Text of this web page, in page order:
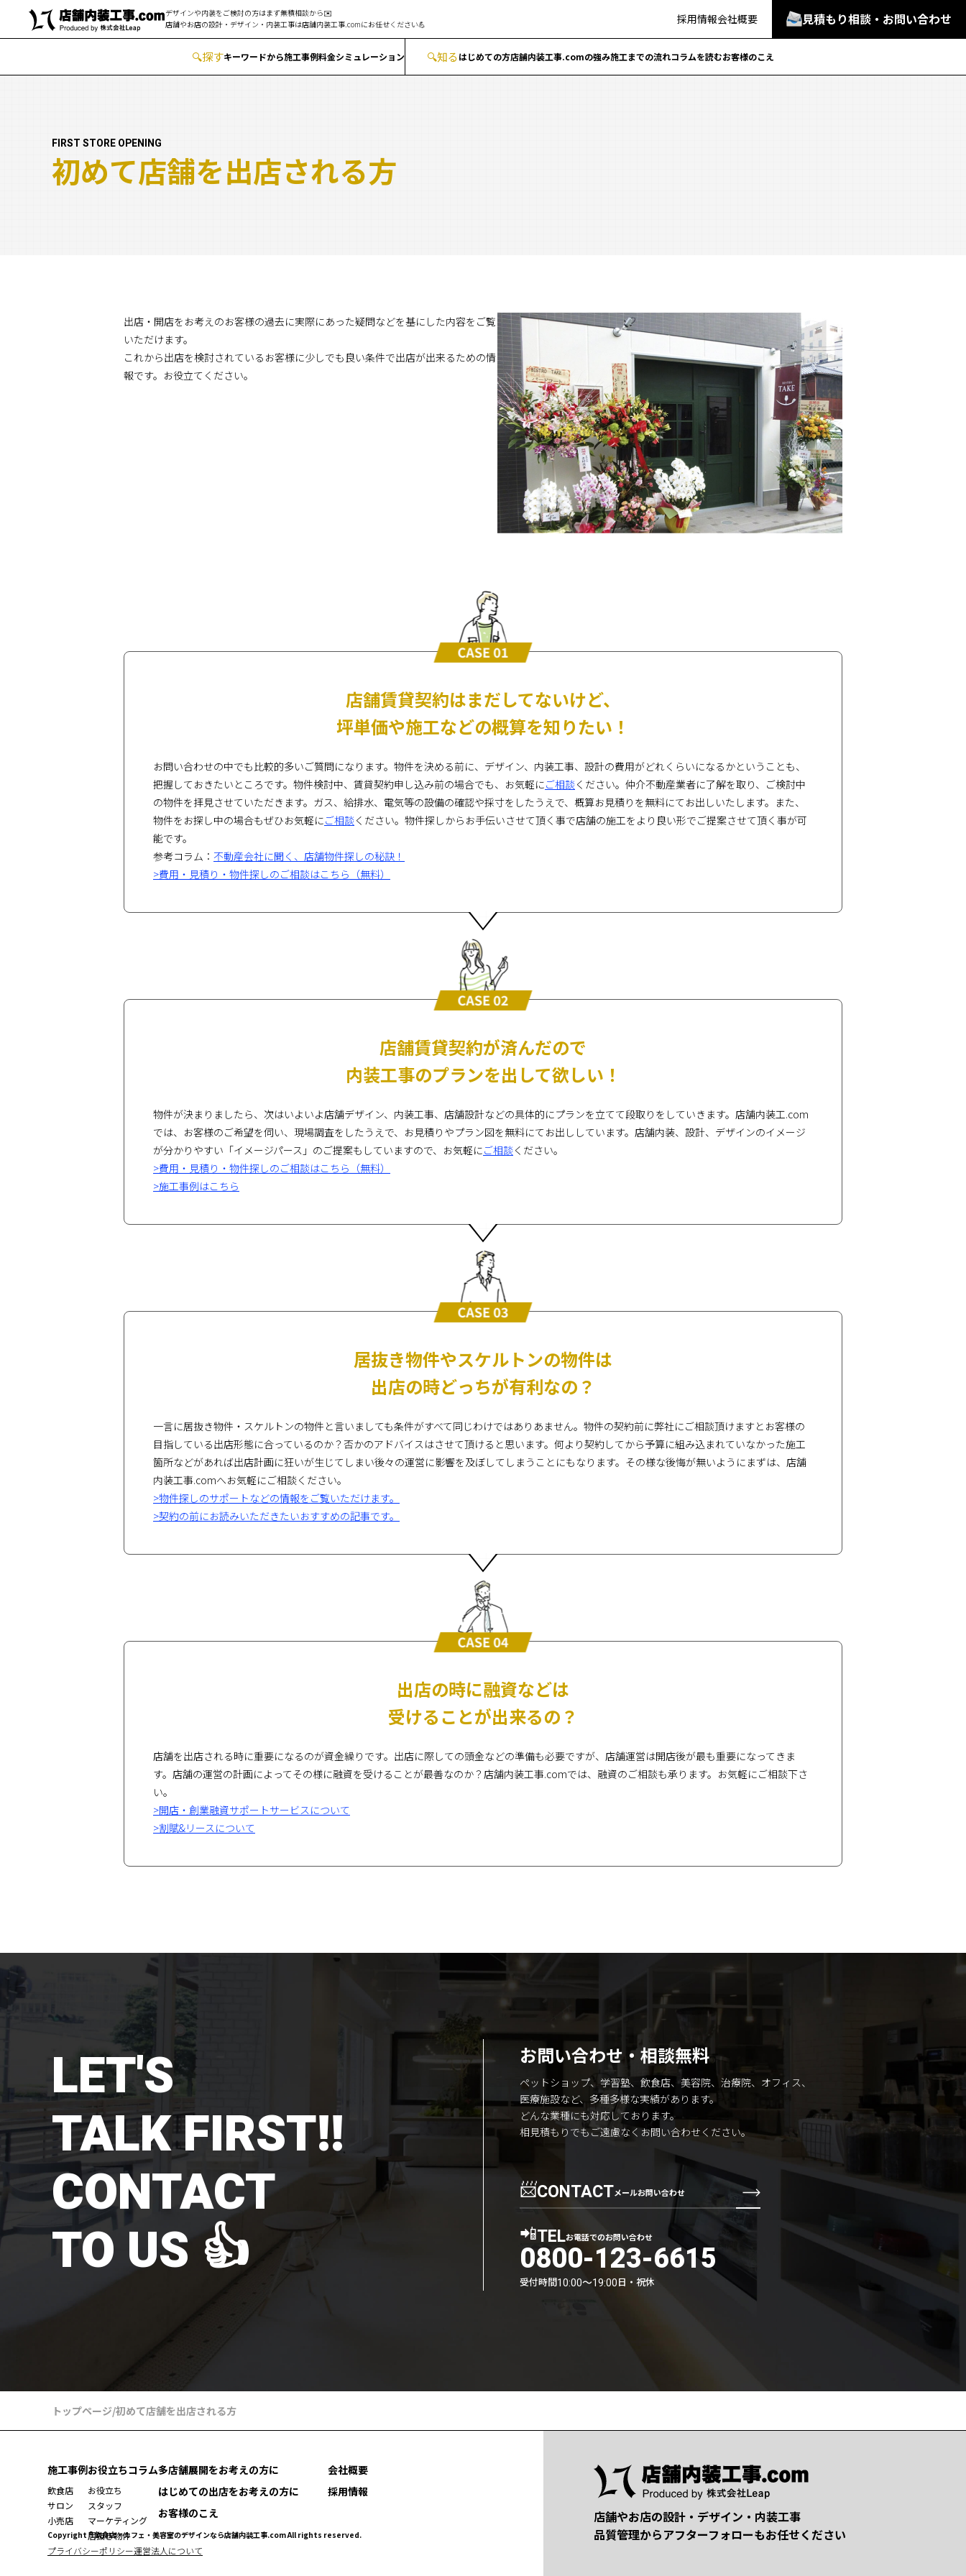
デザインや内装をご検討の方はまず無積相談から✉️
店舗やお店の設計・デザイン・内装工事は店舗内装工事.comにお任せください💪 採用情報会社概要 見積もり相談・お問い合わせ
🔍︎探すキーワードから施工事例料金シミュレーション 🔍知るはじめての方店舗内装工事.comの強み施工までの流れコラムを読むお客様のこえ
FIRST STORE OPENING
初めて店舗を出店される方
出店・開店をお考えのお客様の過去に実際にあった疑問などを基にした内容をご覧
いただけます。
これから出店を検討されているお客様に少しでも良い条件で出店が出来るための情
報です。お役立てください。
店舗賃貸契約はまだしてないけど、
坪単価や施工などの概算を知りたい！
お問い合わせの中でも比較的多いご質問になります。物件を決める前に、デザイン、内装工事、設計の費用がどれくらいになるかということも、
把握しておきたいところです。物件検討中、賃貸契約申し込み前の場合でも、お気軽にご相談ください。仲介不動産業者に了解を取り、ご検討中
の物件を拝見させていただきます。ガス、給排水、電気等の設備の確認や採寸をしたうえで、概算お見積りを無料にてお出しいたします。また、
物件をお探し中の場合もぜひお気軽にご相談ください。物件探しからお手伝いさせて頂く事で店舗の施工をより良い形でご提案させて頂く事が可
能です。
参考コラム： 不動産会社に聞く、店舗物件探しの秘訣！
>費用・見積り・物件探しのご相談はこちら（無料）
店舗賃貸契約が済んだので
内装工事のプランを出して欲しい！
物件が決まりましたら、次はいよいよ店舗デザイン、内装工事、店舗設計などの具体的にプランを立てて段取りをしていきます。店舗内装工.com
では、お客様のご希望を伺い、現場調査をしたうえで、お見積りやプラン図を無料にてお出ししています。店舗内装、設計、デザインのイメージ
が分かりやすい「イメージパース」のご提案もしていますので、お気軽にご相談ください。
>費用・見積り・物件探しのご相談はこちら（無料）
>施工事例はこちら
居抜き物件やスケルトンの物件は
出店の時どっちが有利なの？
一言に居抜き物件・スケルトンの物件と言いましても条件がすべて同じわけではありあません。物件の契約前に弊社にご相談頂けますとお客様の
目指している出店形態に合っているのか？否かのアドバイスはさせて頂けると思います。何より契約してから予算に組み込まれていなかった施工
箇所などがあれば出店計画に狂いが生じてしまい後々の運営に影響を及ぼしてしまうことにもなります。その様な後悔が無いようにまずは、店舗
内装工事.comへお気軽にご相談ください。
>物件探しのサポートなどの情報をご覧いただけます。
>契約の前にお読みいただきたいおすすめの記事です。
出店の時に融資などは
受けることが出来るの？
店舗を出店される時に重要になるのが資金繰りです。出店に際しての頭金などの準備も必要ですが、店舗運営は開店後が最も重要になってきま
す。店舗の運営の計画によってその様に融資を受けることが最善なのか？店舗内装工事.comでは、融資のご相談も承ります。お気軽にご相談下さ
い。
>開店・創業融資サポートサービスについて
>割賦&リースについて
LET'S
TALK FIRST!!
CONTACT
TO US 👍
お問い合わせ・相談無料
ペットショップ、学習塾、飲食店、美容院、治療院、オフィス、
医療施設など、多種多様な実績があります。
どんな業種にも対応しております。
相見積もりでもご遠慮なくお問い合わせください。
📨CONTACTメールお問い合わせ
📲TELお電話でのお問い合わせ
0800-123-6615
受付時間10:00〜19:00日・祝休
トップページ/初めて店舗を出店される方
施工事例
飲食店
サロン
小売店
お役立ちコラム
お役立ち
スタッフ
マーケティング
居抜き物件
多店舗展開をお考えの方に
はじめての出店をお考えの方に
お客様のこえ
会社概要
採用情報
プライバシーポリシー運営法人について
Copyright ® 飲食店・カフェ・美容室のデザインなら店舗内装工事.com All rights reserved.
店舗やお店の設計・デザイン・内装工事
品質管理からアフターフォローもお任せください